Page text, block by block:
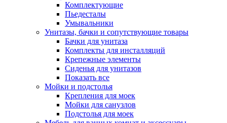
Комплектующие
Пьедесталы
Умывальники
Унитазы, бачки и сопутствующие товары
Бачки для унитаза
Комплекты для инсталляций
Крепежные элементы
Сиденья для унитазов
Показать все
Мойки и подстолья
Крепления для моек
Мойки для санузлов
Подстолья для моек